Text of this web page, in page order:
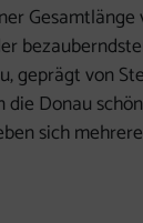
geprägt von
die Donau
sich